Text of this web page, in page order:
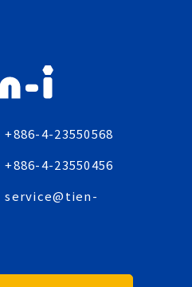
+886-4-23550568
+886-4-23550456
service@tien-